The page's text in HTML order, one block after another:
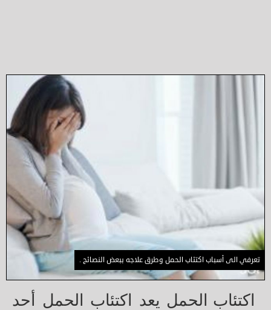
تعرفي الى أسباب اكتئاب الحمل وطرق علاجه ببعض النصائح .
اكتئاب الحمل يعد اكتئاب الحمل أحد